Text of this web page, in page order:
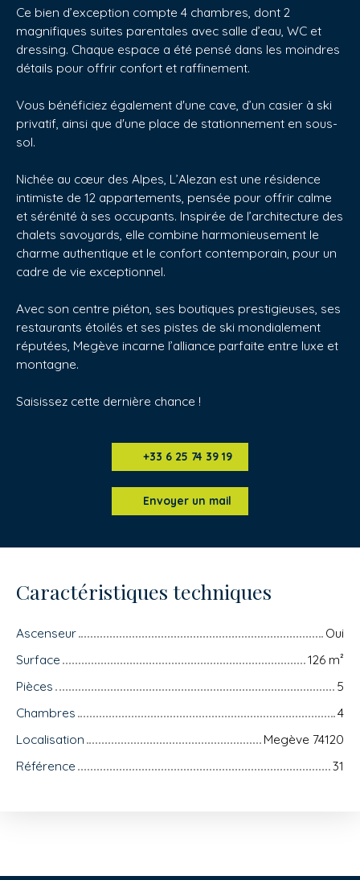
Ce bien d’exception compte 4 chambres, dont 2
magnifiques suites parentales avec salle d’eau, WC et
dressing. Chaque espace a été pensé dans les moindres
détails pour offrir confort et raffinement.
Vous bénéficiez également d'une cave, d’un casier à ski
privatif, ainsi que d'une place de stationnement en sous-
sol.
Nichée au cœur des Alpes, L’Alezan est une résidence
intimiste de 12 appartements, pensée pour offrir calme
et sérénité à ses occupants. Inspirée de l’architecture des
chalets savoyards, elle combine harmonieusement le
charme authentique et le confort contemporain, pour un
cadre de vie exceptionnel.
Avec son centre piéton, ses boutiques prestigieuses, ses
restaurants étoilés et ses pistes de ski mondialement
réputées, Megève incarne l’alliance parfaite entre luxe et
montagne.
Saisissez cette dernière chance !
+33 6 25 74 39 19
Envoyer un mail
Caractéristiques techniques
Ascenseur
Oui
Surface
126 m²
Pièces
5
Chambres
4
Localisation
Megève 74120
Référence
31